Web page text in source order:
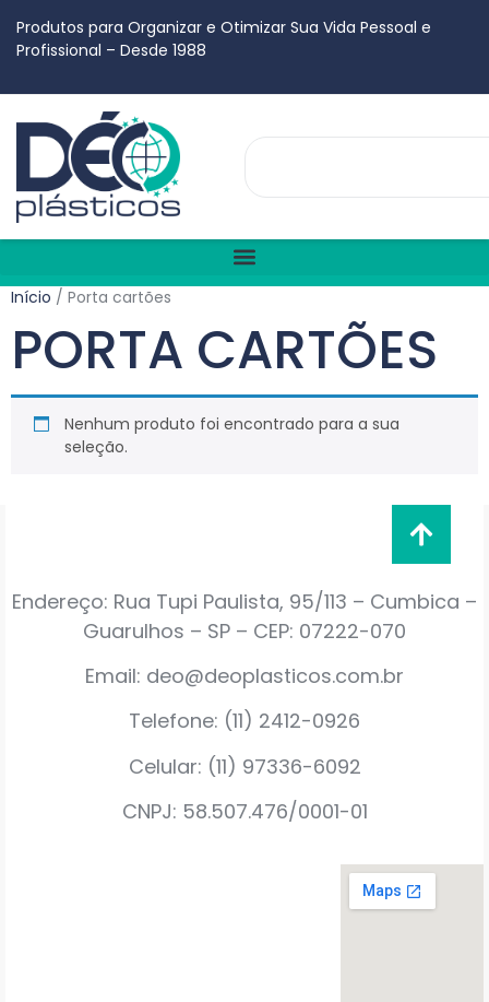
Produtos para Organizar e Otimizar Sua Vida Pessoal e
Profissional – Desde 1988
Início / Porta cartões
PORTA CARTÕES
Nenhum produto foi encontrado para a sua
seleção.
Endereço: Rua Tupi Paulista, 95/113 – Cumbica –
Guarulhos – SP – CEP: 07222-070
Email: deo@deoplasticos.com.br
Telefone: (11) 2412-0926
Celular: (11) 97336-6092
CNPJ: 58.507.476/0001-01